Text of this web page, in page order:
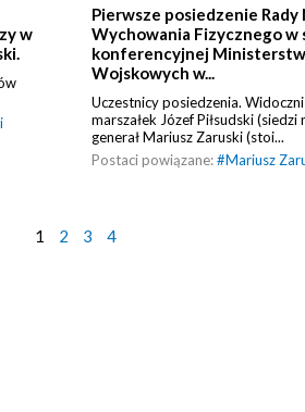
w
Pierwsze posiedzenie Rady
Wychowania Fizycznego w
konferencyjnej
Wojskowych w...
Uczestnicy posiedzenia.
marszałek Józef Piłsudski (siedzi
generał Mariusz Zaruski (stoi...
Postaci powiązane:#Mariusz
1 2 3 4